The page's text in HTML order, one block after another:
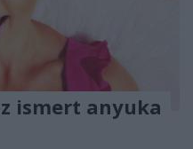
ismert anyuka